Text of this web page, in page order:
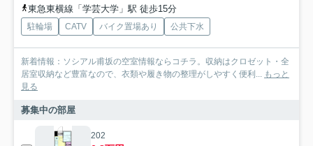
東急東横線「学芸大学」駅 徒歩15分
駐輪場 CATV バイク置場あり 公共下水
新着情報：ソシアル甫坂の空室情報ならコチラ。収納はクロゼット・全
居室収納など豊富なので、衣類や履き物の整理がしやすく便利... もっと
見る
募集中の部屋
202